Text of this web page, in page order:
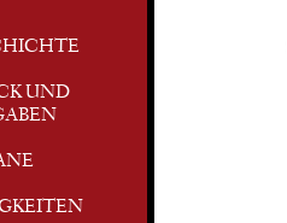
UND